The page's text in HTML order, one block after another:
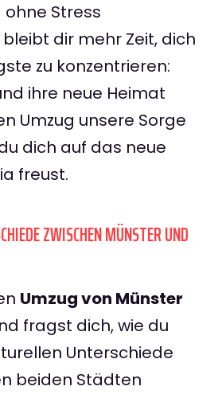
Stress
dir mehr Zeit, dich
zu konzentrieren:
ihre neue Heimat
Umzug unsere Sorge
dich auf das neue
freust.
ZWISCHEN MÜNSTER UND
Umzug von Münster
fragst dich, wie du
Unterschiede
beiden Städten